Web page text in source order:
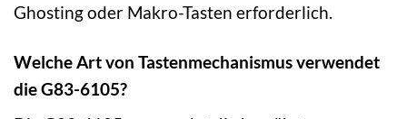
Ghosting oder Makro-Tasten erforderlich.
Welche Art von Tastenmechanismus verwendet
die G83-6105?